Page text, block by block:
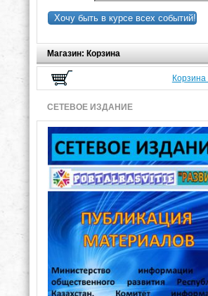
Хочу быть в курсе всех событий!
Магазин: Корзина
Корзина
СЕТЕВОЕ ИЗДАНИЕ